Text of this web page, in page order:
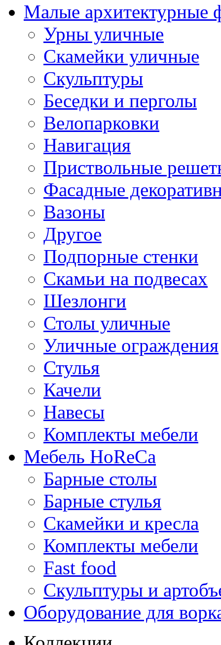
Малые архитектурные
Урны уличные
Скамейки уличные
Скульптуры
Беседки и перголы
Велопарковки
Навигация
Приствольные
Фасадные
Вазоны
Другое
Подпорные стенки
Скамьи на подвесах
Шезлонги
Столы уличные
Уличные ограждения
Стулья
Качели
Навесы
Комплекты мебели
Мебель HoReCa
Барные столы
Барные стулья
Скамейки и кресла
Комплекты мебели
Fast food
Скульптуры и
Оборудование для